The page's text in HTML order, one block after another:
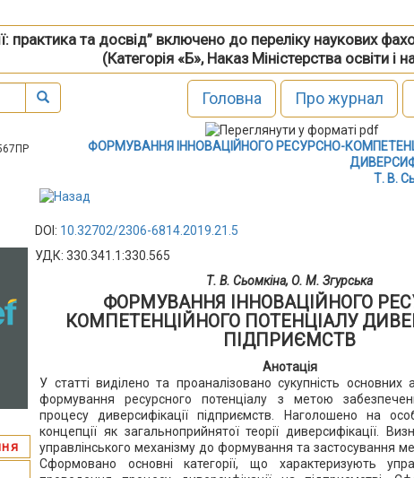
практика та досвід” включено до переліку наукових
(Категорія «Б», Наказ Міністерства освіти
Головна Про журнал
ФОРМУВАННЯ ІННОВАЦІЙНОГО РЕСУРСНО-
Т. В.
DOI: 10.32702/2306-6814.2019.21.5
УДК: 330.341.1:330.565
Т. В. Сьомкіна, О. М. Згурська
ФОРМУВАННЯ ІННОВАЦІЙНОГО
КОМПЕТЕНЦІЙНОГО ПОТЕНЦІАЛУ
ПІДПРИЄМСТВ
Анотація
У статті виділено та проаналізовано сукупність основних
формування ресурсного потенціалу з метою
процесу диверсифікації підприємств. Наголошено на
концепції як загальноприйнятої теорії диверсифікації.
управлінського механізму до формування та застосування
Сформовано основні категорії, що характеризують